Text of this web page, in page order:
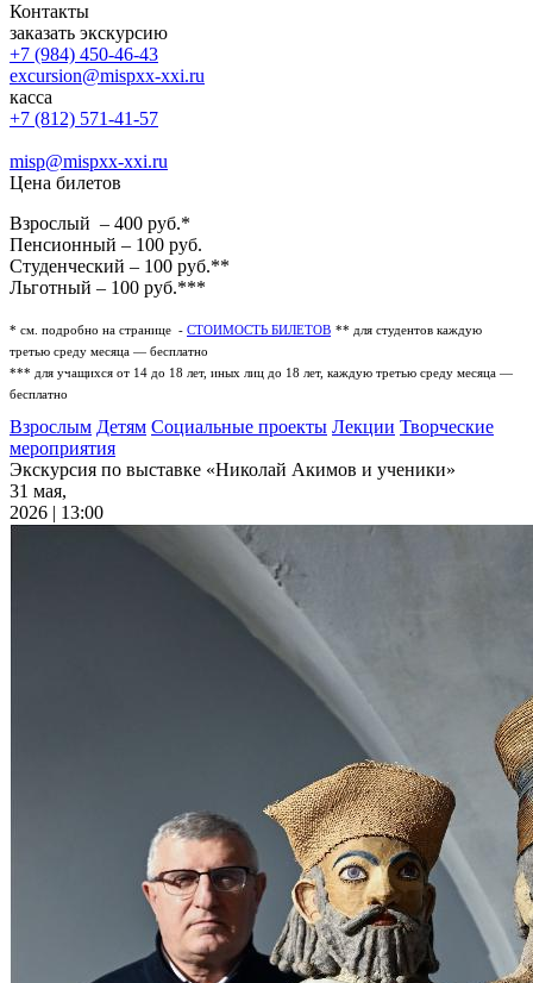
Контакты
заказать экскурсию
+7 (984) 450-46-43
excursion@mispxx-xxi.ru
касса
+7 (812) 571-41-57
misp@mispxx-xxi.ru
Цена билетов
Взрослый – 400 руб.*
Пенсионный – 100 руб.
Студенческий – 100 руб.**
Льготный – 100 руб.***
* см. подробно на странице - СТОИМОСТЬ БИЛЕТОВ ** для студентов каждую
третью среду месяца — бесплатно
*** для учащихся от 14 до 18 лет, иных лиц до 18 лет, каждую третью среду месяца —
бесплатно
Взрослым Детям Социальные проекты Лекции Творческие
мероприятия
Экскурсия по выставке «Николай Акимов и ученики»
31 мая,
2026 | 13:00